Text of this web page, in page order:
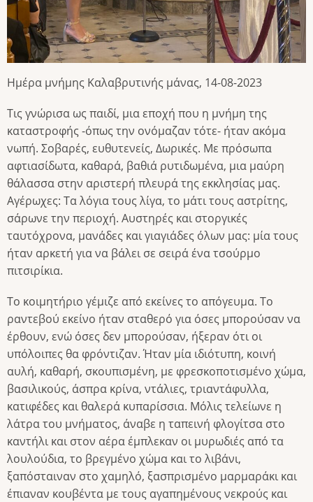
Ημέρα μνήμης Καλαβρυτινής μάνας, 14-08-2023
Τις γνώρισα ως παιδί, μια εποχή που η μνήμη της
καταστροφής -όπως την ονόμαζαν τότε- ήταν ακόμα
νωπή. Σοβαρές, ευθυτενείς, Δωρικές. Με πρόσωπα
αφτιασίδωτα, καθαρά, βαθιά ρυτιδωμένα, μια μαύρη
θάλασσα στην αριστερή πλευρά της εκκλησίας μας.
Αγέρωχες: Τα λόγια τους λίγα, το μάτι τους αστρίτης,
σάρωνε την περιοχή. Αυστηρές και στοργικές
ταυτόχρονα, μανάδες και γιαγιάδες όλων μας: μία τους
ήταν αρκετή για να βάλει σε σειρά ένα τσούρμο
πιτσιρίκια.
Το κοιμητήριο γέμιζε από εκείνες το απόγευμα. Το
ραντεβού εκείνο ήταν σταθερό για όσες μπορούσαν να
έρθουν, ενώ όσες δεν μπορούσαν, ήξεραν ότι οι
υπόλοιπες θα φρόντιζαν. Ήταν μία ιδιότυπη, κοινή
αυλή, καθαρή, σκουπισμένη, με φρεσκοποτισμένο χώμα,
βασιλικούς, άσπρα κρίνα, ντάλιες, τριαντάφυλλα,
κατιφέδες και θαλερά κυπαρίσσια. Μόλις τελείωνε η
λάτρα του μνήματος, άναβε η ταπεινή φλογίτσα στο
καντήλι και στον αέρα έμπλεκαν οι μυρωδιές από τα
λουλούδια, το βρεγμένο χώμα και το λιβάνι,
ξαπόσταιναν στο χαμηλό, ξασπρισμένο μαρμαράκι και
έπιαναν κουβέντα με τους αγαπημένους νεκρούς και